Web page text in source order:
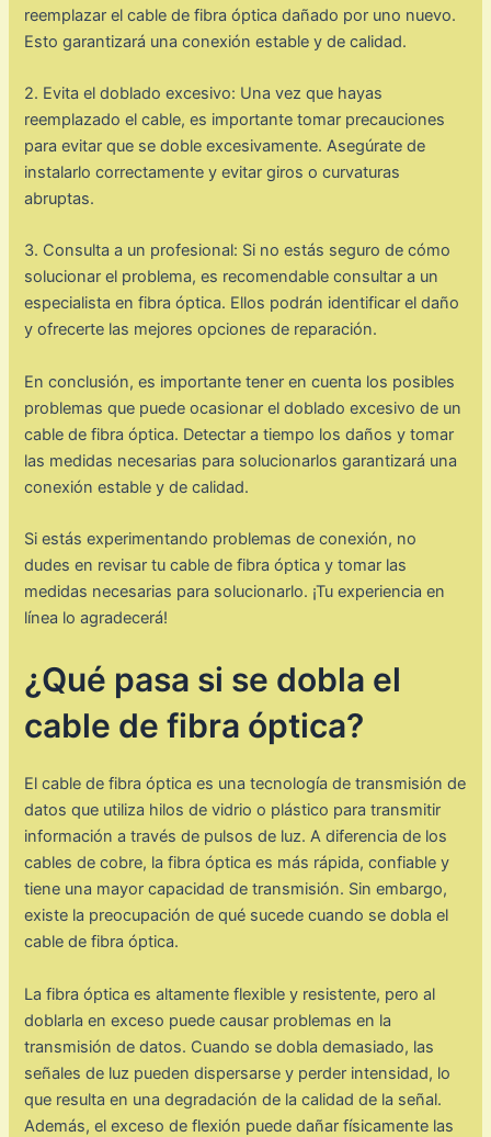
reemplazar el cable de fibra óptica dañado por uno nuevo.
Esto garantizará una conexión estable y de calidad.
2. Evita el doblado excesivo: Una vez que hayas
reemplazado el cable, es importante tomar precauciones
para evitar que se doble excesivamente. Asegúrate de
instalarlo correctamente y evitar giros o curvaturas
abruptas.
3. Consulta a un profesional: Si no estás seguro de cómo
solucionar el problema, es recomendable consultar a un
especialista en fibra óptica. Ellos podrán identificar el daño
y ofrecerte las mejores opciones de reparación.
En conclusión, es importante tener en cuenta los posibles
problemas que puede ocasionar el doblado excesivo de un
cable de fibra óptica. Detectar a tiempo los daños y tomar
las medidas necesarias para solucionarlos garantizará una
conexión estable y de calidad.
Si estás experimentando problemas de conexión, no
dudes en revisar tu cable de fibra óptica y tomar las
medidas necesarias para solucionarlo. ¡Tu experiencia en
línea lo agradecerá!
¿Qué pasa si se dobla el
cable de fibra óptica?
El cable de fibra óptica es una tecnología de transmisión de
datos que utiliza hilos de vidrio o plástico para transmitir
información a través de pulsos de luz. A diferencia de los
cables de cobre, la fibra óptica es más rápida, confiable y
tiene una mayor capacidad de transmisión. Sin embargo,
existe la preocupación de qué sucede cuando se dobla el
cable de fibra óptica.
La fibra óptica es altamente flexible y resistente, pero al
doblarla en exceso puede causar problemas en la
transmisión de datos. Cuando se dobla demasiado, las
señales de luz pueden dispersarse y perder intensidad, lo
que resulta en una degradación de la calidad de la señal.
Además, el exceso de flexión puede dañar físicamente las